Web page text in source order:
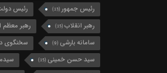
رئیس جمهور(13) رئیس
رهبر انقلاب(15) رهبر معظم
سامانه بارشی (9) سخنگوی
سید حسن خمینی (15)